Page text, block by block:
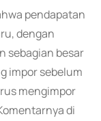
pendapatan
dengan
sebagian besar
impor sebelum
mengimpor
di